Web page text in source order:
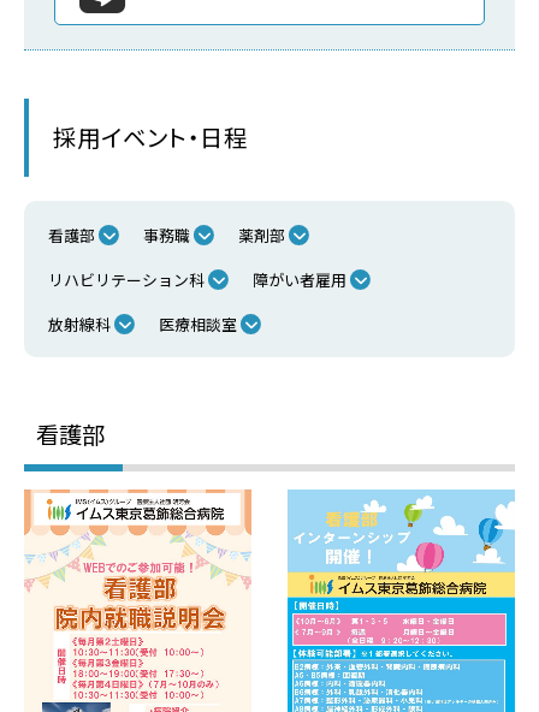
採用イベント・日程
看護部 事務職
薬剤部
リハビリテーション科
障がい者雇用
放射線科
医療相談室
看護部